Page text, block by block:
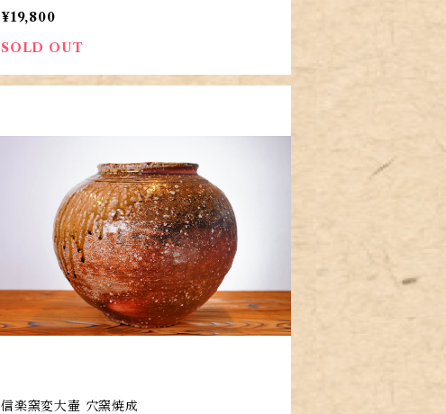
¥19,800
SOLD OUT
信楽窯変大壷 穴窯焼成